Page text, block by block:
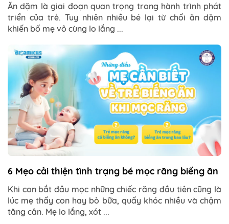
Ăn dặm là giai đoạn quan trọng trong hành trình phát
triển của trẻ. Tuy nhiên nhiều bé lại từ chối ăn dặm
khiến bố mẹ vô cùng lo lắng ...
6 Mẹo cải thiện tình trạng bé mọc răng biếng ăn
Khi con bắt đầu mọc những chiếc răng đầu tiên cũng là
lúc mẹ thấy con hay bỏ bữa, quấy khóc nhiều và chậm
tăng cân. Mẹ lo lắng, xót ...